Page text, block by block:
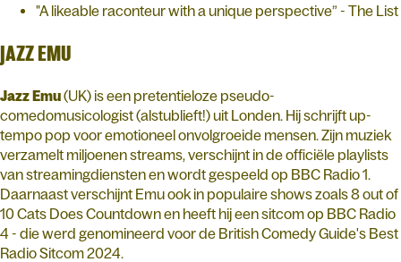
"A likeable raconteur with a unique perspective” - The List
JAZZ EMU
Jazz Emu(UK) is een pretentieloze pseudo-
comedomusicologist (alstublieft!) uit Londen. Hij schrijft up-
tempo pop voor emotioneel onvolgroeide mensen. Zijn muziek
verzamelt miljoenen streams, verschijnt in de officiële playlists
van streamingdiensten en wordt gespeeld op BBC Radio 1.
Daarnaast verschijnt Emu ook in populaire shows zoals 8 out of
10 Cats Does Countdown en heeft hij een sitcom op BBC Radio
4 - die werd genomineerd voor de British Comedy Guide's Best
Radio Sitcom 2024.